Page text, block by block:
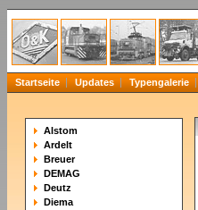
Startseite Updates Typengalerie
Alstom
Ardelt
Breuer
DEMAG
Deutz
Diema